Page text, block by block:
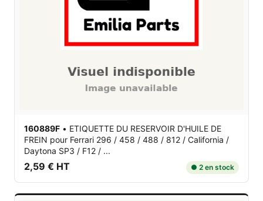
160889F • ETIQUETTE DU RESERVOIR D'HUILE DE
FREIN pour Ferrari 296 / 458 / 488 / 812 / California /
Daytona SP3 / F12 / ...
2,59 € HT ● 2 en stock